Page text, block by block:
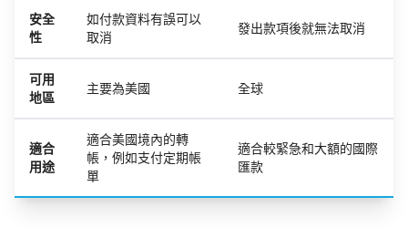
安全
性
如付款資料有誤可以
取消
發出款項後就無法取消
可用
地區
主要為美國 全球
適合
用途
適合美國境內的轉
帳，例如支付定期帳
單
適合較緊急和大額的國際
匯款